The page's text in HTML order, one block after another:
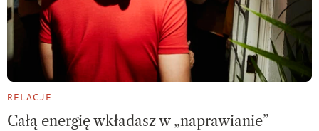
RELACJE
Całą energię wkładasz w „naprawianie”